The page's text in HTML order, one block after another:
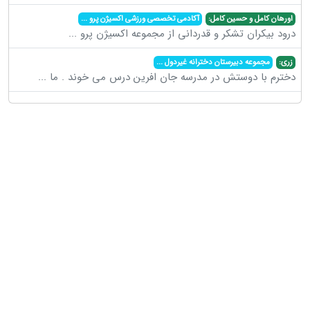
اورهان کامل و حسین کامل: آکادمی تخصصی ورزشی اکسیژن پرو...
درود بیکران تشکر و قدردانی از مجموعه اکسیژن پرو ...
زری: مجموعه دبیرستان دخترانه غیردول...
دخترم با دوستش در مدرسه جان افرین درس می خوند . ما ...